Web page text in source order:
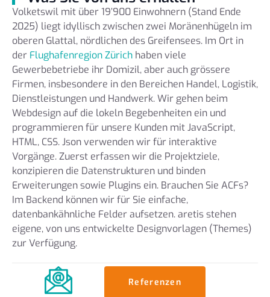
Volketswil mit über 19’900 Einwohnern (Stand Ende
2025) liegt idyllisch zwischen zwei Moränenhügeln im
oberen Glattal, nördlichen des Greifensees. Im Ort in
der Flughafenregion Zürich haben viele
Gewerbebetriebe ihr Domizil, aber auch grössere
Firmen, insbesondere in den Bereichen Handel, Logistik,
Dienstleistungen und Handwerk. Wir gehen beim
Webdesign auf die lokeln Begebenheiten ein und
programmieren für unsere Kunden mit JavaScript,
HTML, CSS. Json verwenden wir für interaktive
Vorgänge. Zuerst erfassen wir die Projektziele,
konzipieren die Datenstrukturen und binden
Erweiterungen sowie Plugins ein. Brauchen Sie ACFs?
Im Backend können wir für Sie einfache,
datenbankähnliche Felder aufsetzen. aretis stehen
eigene, von uns entwickelte Designvorlagen (Themes)
zur Verfügung.
Referenzen